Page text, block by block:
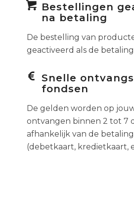
Bestellingen
na betaling
De bestelling van
geactiveerd als de
Snelle
fondsen
De gelden worden op
ontvangen binnen 2 tot 7
afhankelijk van de
(debetkaart, kredietkaart,